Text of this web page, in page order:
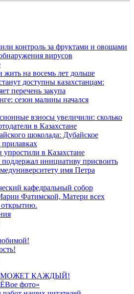
контроль за фруктами и овощами
вирусов
жить на восемь лет дольше
доступны казахстанцам:
перечень закупа
сезон малины начался
взносы увеличили: сколько
в Казахстане
шоколада: Дубайское
в Казахстане
инициативу присвоить
имя Петра
кафедральный собор
Фатимской, Матери всех
открытию.
МОЖЕТ КАЖДЫЙ!
фото»